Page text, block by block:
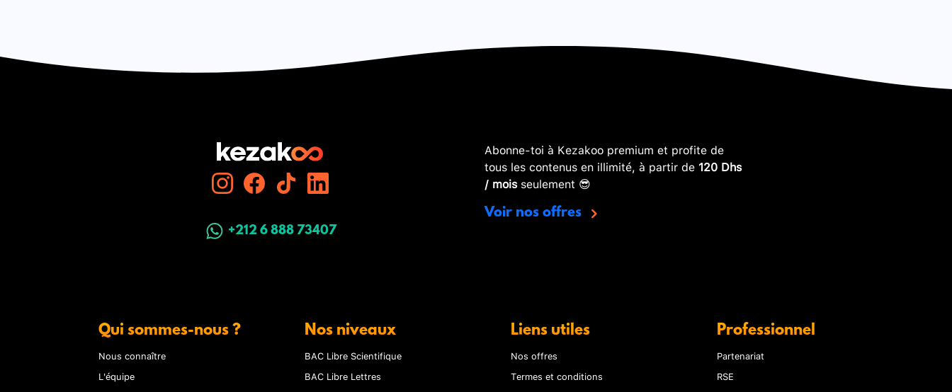
+212 6 888 73407
Abonne-toi à Kezakoo premium et profite de
tous les contenus en illimité, à partir de 120 Dhs
/ moisseulement 😎
Voir nos offres
Qui sommes-nous ?
Nous connaître
L'équipe
Nos niveaux
BAC Libre Scientifique
BAC Libre Lettres
Liens utiles
Nos offres
Termes et conditions
Professionnel
Partenariat
RSE